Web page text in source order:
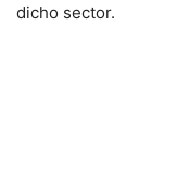
dicho sector.